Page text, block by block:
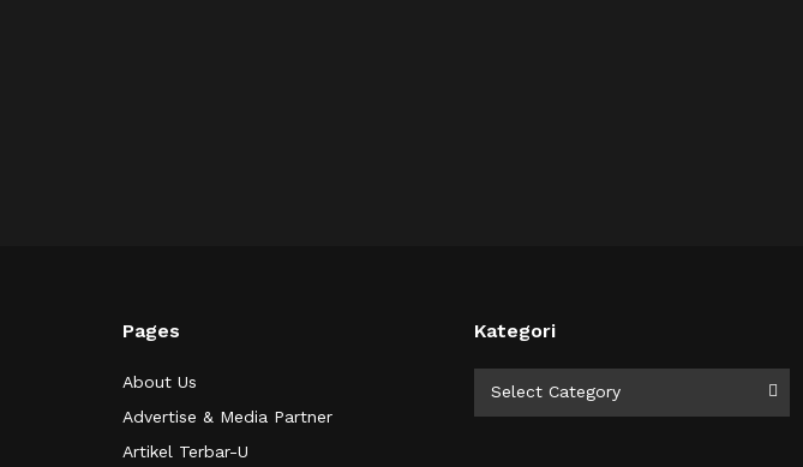
Pages
About Us
Advertise & Media Partner
Artikel Terbar-U
Kategori
Select Category